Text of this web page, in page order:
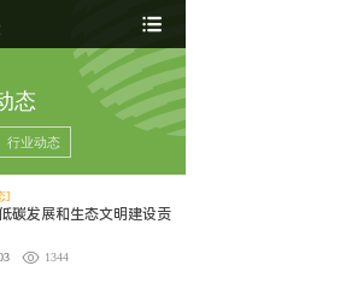
行业动态
态
]
碳发展和生态文明建设贡
1344